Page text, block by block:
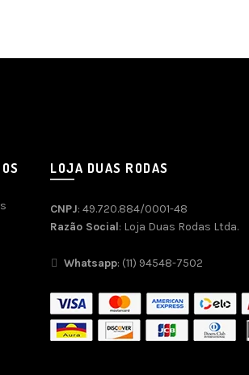
LOJA DUAS RODAS
CNPJ: 49.720.884/0001-48
Razão Social: Loja Duas Rodas Ltda.
Whatsapp: (11) 94548-7502